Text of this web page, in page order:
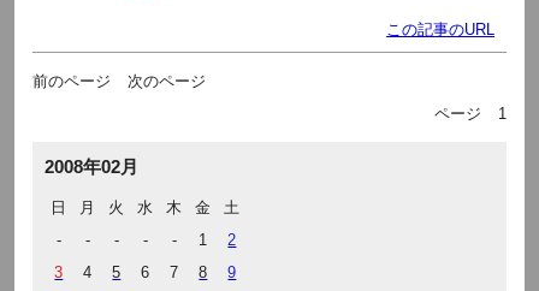
この記事のURL
前のページ
次のページ
ページ
1
2008年02月
日 月 火 水 木 金
土
-
- - - - 1
2
3
4 5 6 7 8
9